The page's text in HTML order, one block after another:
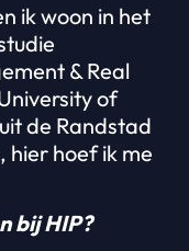
ik woon in het
& Real
of
de Randstad
hier hoef ik me
bij HIP?